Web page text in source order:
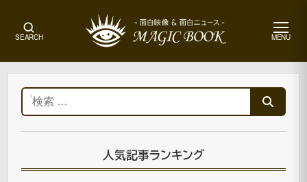
SEARCH MENU
メ
ュ
ー
ー 検
索:
人気記事ランキング